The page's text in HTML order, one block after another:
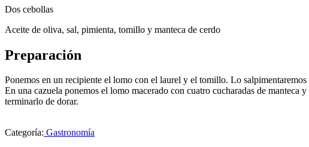
Dos cebollas
Aceite de oliva, sal, pimienta, tomillo y manteca de cerdo
Preparación
Ponemos en un recipiente el lomo con el laurel y el tomillo. Lo
En una cazuela ponemos el lomo macerado con cuatro cucharadas de
terminarlo de dorar.
Categoría: Gastronomía